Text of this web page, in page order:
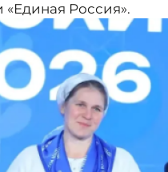
«Единая Россия».